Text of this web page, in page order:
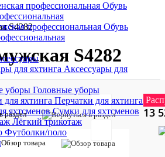
Обувь
Обувь
Аксессуары для
Головные уборы
Перчатки для яхтинга
Сумки для яхтсменов
Лёгкий трикотаж
Футболки/поло
S4282
S4282
раздел
Обзор товара
16
13